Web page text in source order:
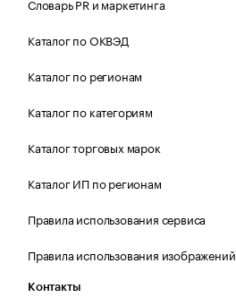
Словарь PR и маркетинга
Каталог по ОКВЭД
Каталог по регионам
Каталог по категориям
Каталог торговых марок
Каталог ИП по регионам
Правила использования сервиса
Правила использования изображений
Контакты